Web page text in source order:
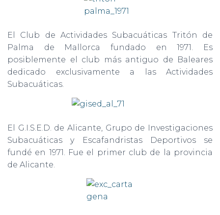
El Club de Actividades Subacuáticas Tritón de
Palma de Mallorca fundado en 1971. Es
posiblemente el club más antiguo de Baleares
dedicado exclusivamente a las Actividades
Subacuáticas.
El G.I.S.E.D. de Alicante, Grupo de Investigaciones
Subacuáticas y Escafandristas Deportivos se
fundé en 1971. Fue el primer club de la provincia
de Alicante.